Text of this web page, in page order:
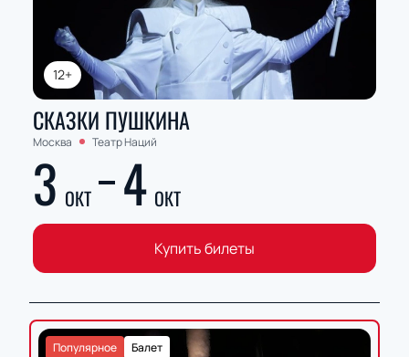
12+
СКАЗКИ ПУШКИНА
Москва Театр Наций
3 ОКТ 4 ОКТ
Купить билеты
Балет
Популярное